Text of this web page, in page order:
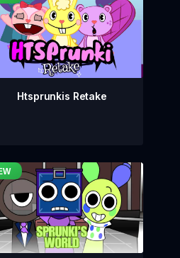
Htsprunkis Retake